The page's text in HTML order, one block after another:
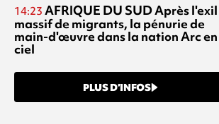
14:23 AFRIQUE DU SUDAprès l'exil
massif de migrants, la pénurie de
main-d'œuvre dans la nation Arc en
ciel
PLUS D’INFOS